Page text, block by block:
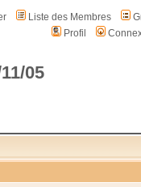
Liste des Membres
Profil
05